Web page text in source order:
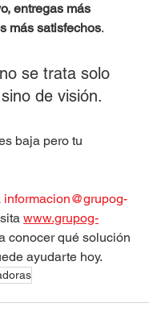
entregas más
más satisfechos.
se trata solo
de visión.
baja pero tu
informacion@grupog-
www.grupog-
conocer qué solución
ayudarte hoy.